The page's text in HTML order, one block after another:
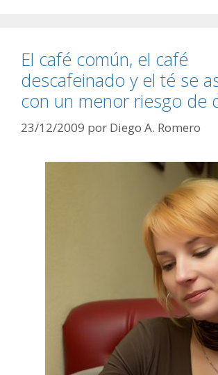
El café común, el café
descafeinado y el té se
con un menor riesgo de
23/12/2009 por Diego A. Romero